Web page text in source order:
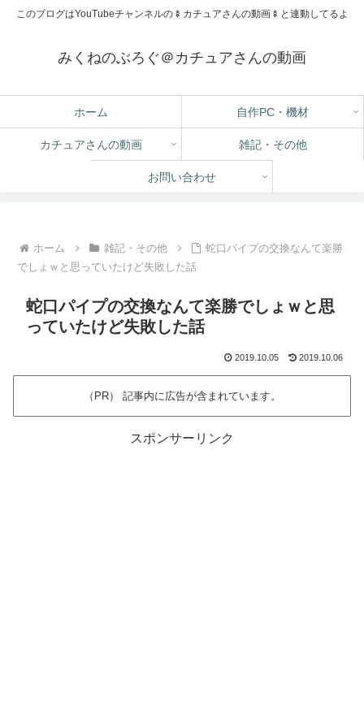
このブログはYouTubeチャンネルの🍢カチュアさんの動画🍢と連動してるよ
みくねのぶろぐ＠カチュアさんの動画
ホーム 自作PC・機材
カチュアさんの動画 雑記・その他
お問い合わせ
ホーム 雑記・その他
蛇口パイプの交換なんて楽勝
でしょｗと思っていたけど失敗した話
蛇口パイプの交換なんて楽勝でしょｗと思
っていたけど失敗した話
2019.10.05 2019.10.06
（PR） 記事内に広告が含まれています。
スポンサーリンク